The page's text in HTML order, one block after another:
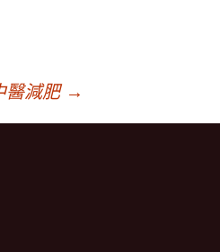
醫減肥 →